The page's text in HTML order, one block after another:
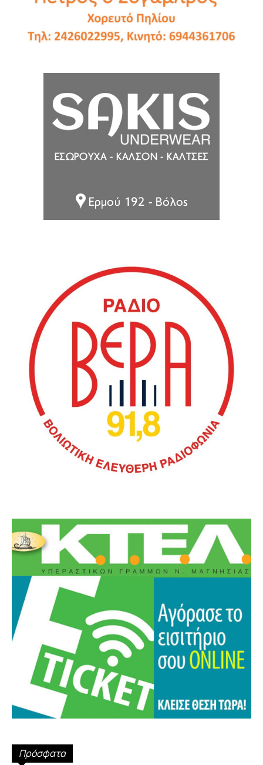
Πρόσφατα